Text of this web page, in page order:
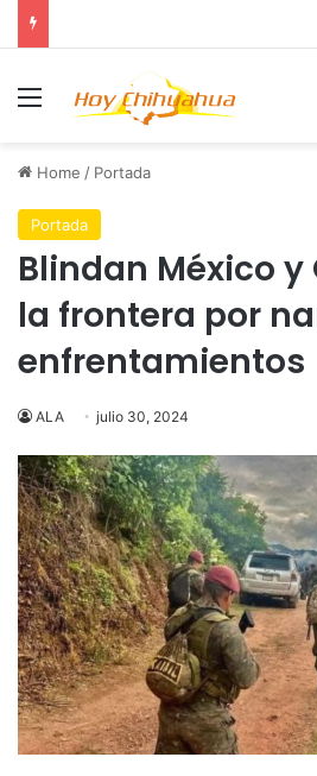
Menu
Home / Portada
Portada
Blindan México
la frontera por
enfrentamientos
ALA julio 30, 2024